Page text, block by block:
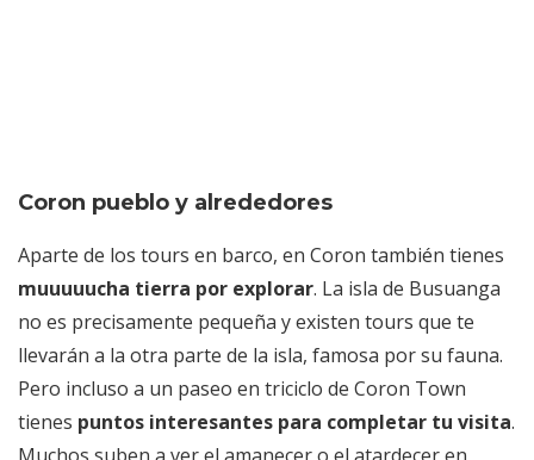
Coron pueblo y alrededores
Aparte de los tours en barco, en Coron también tienes
muuuuucha tierra por explorar. La isla de Busuanga
no es precisamente pequeña y existen tours que te
llevarán a la otra parte de la isla, famosa por su fauna.
Pero incluso a un paseo en triciclo de Coron Town
tienes puntos interesantes para completar tu visita.